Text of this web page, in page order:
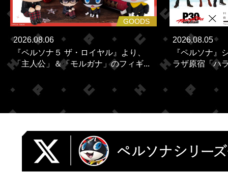
GOODS
2026.08.06
『ペルソナ５ ザ・ロイヤル』より、
「主人公」＆「モルガナ」のフィギ...
2026.08.05
『ペルソナ』
ラザ原宿「ハ